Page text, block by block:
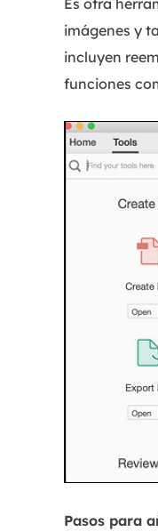
Es otra
imágenes y
incluyen
funciones
Pasos para